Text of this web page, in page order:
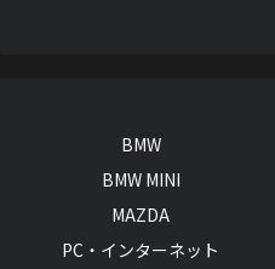
BMW
BMW MINI
MAZDA
PC・インターネット